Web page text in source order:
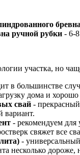
бревна
ручной рубки - 6-
участка, но
в большинстве
дома и
свай -
вариант.
- рекомендуем для
свяжет все
-
несколько